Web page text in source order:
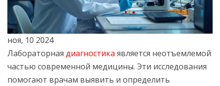
ноя, 10 2024
Лабораторная диагностика является неотъемлемой
частью современной медицины. Эти исследования
помогают врачам выявить и определить